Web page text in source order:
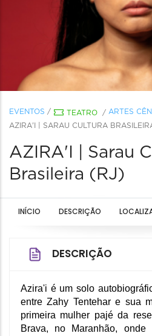
EVENTOS / TEATRO / ARTES
AZIRA'I | SARAU CULTURA
AZIRA'I | Sarau
Brasileira (RJ)
INÍCIO DESCRIÇÃO
DESCRIÇÃO
Azira'i é um solo
entre Zahy Tentehar e sua
primeira mulher pajé da
Brava, no Maranhão, onde